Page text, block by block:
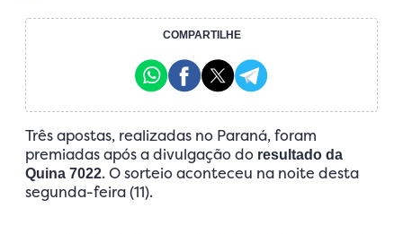
COMPARTILHE
Três apostas, realizadas no Paraná, foram
premiadas após a divulgação do resultado da
Quina 7022. O sorteio aconteceu na noite desta
segunda-feira (11).